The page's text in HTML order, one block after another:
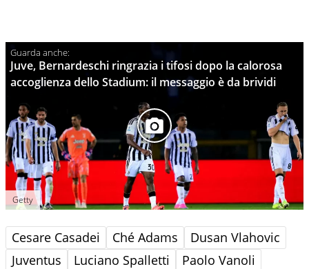
Juve, Bernardeschi ringrazia i tifosi dopo la calorosa
accoglienza dello Stadium: il messaggio è da brividi
Getty
Cesare Casadei Ché Adams
Dusan Vlahovic
Juventus
Luciano Spalletti
Paolo Vanoli